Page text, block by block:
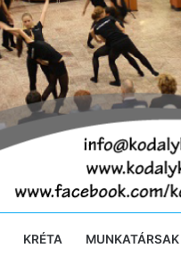
KRÉTA MUNKATÁRSAK